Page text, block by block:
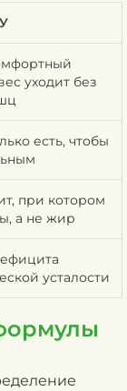
уходит без
есть, чтобы
при котором
а не жир
усталости